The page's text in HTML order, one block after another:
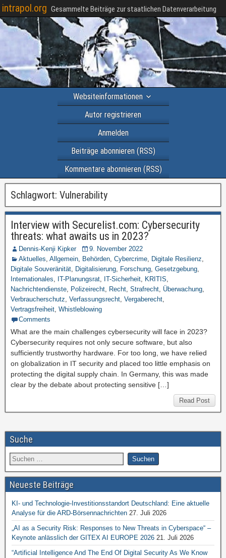
intrapol.org Gesammelte Beiträge zur staatlichen Datenverarbeitung
Websiteinformationen
Autor registrieren
Anmelden
Beiträge abonnieren (RSS)
Kommentare abonnieren (RSS)
Schlagwort: Vulnerability
Interview with Securelist.com: Cybersecurity
threats: what awaits us in 2023?
Dennis-Kenji Kipker
9. November 2022
Aktuelles, Allgemein, Behörden, Cybercrime, Digitale Resilienz,
Digitale Souveränität, Digitalisierung, Forschung, Gesetzgebung,
Internationales, IT-Planungsrat, IT-Sicherheit, KRITIS,
Nachrichtendienste, Polizeirecht, Recht, Strafrecht, Überwachung,
Verbraucherschutz, Verfassungsrecht, Vergaberecht,
Vertragsfreiheit, Whistleblowing
Comments
What are the main challenges cybersecurity will face in 2023?
Cybersecurity requires not only secure software, but also
sufficiently trustworthy hardware. For too long, we have relied
on globalization in IT security and placed too little emphasis on
protecting the digital supply chain. In Germany, this was made
clear by the debate about protecting sensitive […]
Read Post
Suche
Neueste Beiträge
KI- und Technologie-Investitionsstandort Deutschland: Eine aktuelle
Analyse für die ARD-Börsennachrichten 27. Juli 2026
„AI as a Security Risk: Responses to New Threats in Cyberspace“ –
Keynote anlässlich der GITEX AI EUROPE 2026 21. Juli 2026
“Artificial Intelligence And The End Of Digital Security As We Know